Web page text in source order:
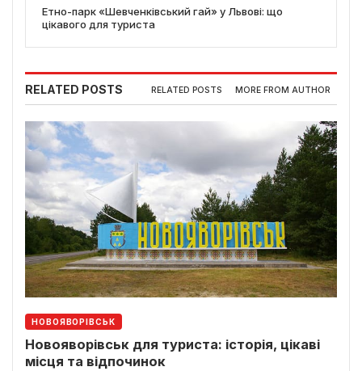
Етно-парк «Шевченківський гай» у Львові: що
цікавого для туриста
RELATED POSTS RELATED POSTS MORE FROM AUTHOR
НОВОЯВОРІВСЬК
Новояворівськ для туриста: історія, цікаві
місця та відпочинок